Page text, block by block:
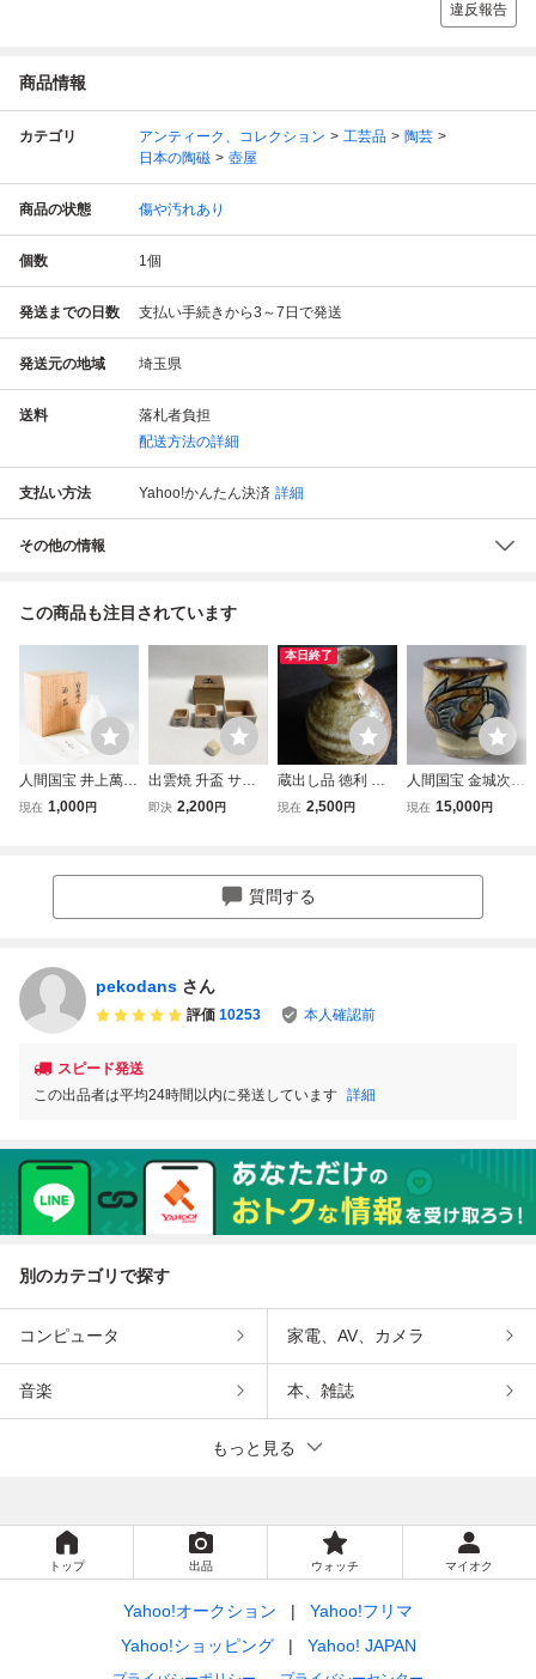
違反報告
商品情報
カテゴリ アンティーク、コレクション 工芸品
陶芸
日本の陶磁
壺屋
商品の状態 傷や汚れあり
個数 1個
発送までの日数 支払い手続きから3～7日で発送
発送元の地域 埼玉県
送料
落札者負担
配送方法の詳細
支払い方法 Yahoo!かんたん決済 詳細
その他の情報
この商品も注目されています
人間国宝 井上萬二
作 白磁彫紋 酒器
現在 1,000円
出雲焼 升盃 サイ
コロ 升盃 古玩具
骨董 インテリア
森脇物産店 陶芸
即決 2,200円
本日終了
蔵出し品 徳利 灰
被り酒器 陶器 信
現在 2,500円
人間国宝 金城次郎
作 壷屋焼 線彫魚
現在 15,000円
質問する
pekodans さん
評価 10253 本人確認前
スピード発送
この出品者は平均24時間以内に発送しています 詳細
別のカテゴリで探す
コンピュータ 家電、AV、カメラ
音楽 本、雑誌
もっと見る
トップ 出品 ウォッチ マイオク
Yahoo!オークション
Yahoo!フリマ
Yahoo!ショッピング
Yahoo! JAPAN